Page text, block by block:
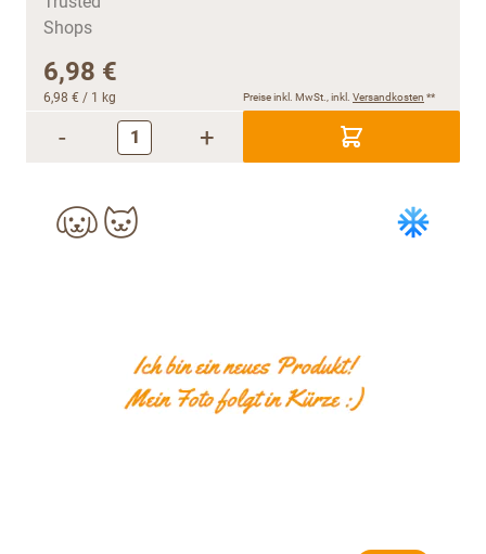
6,98 €
6,98 € / 1 kg Preise inkl. MwSt., inkl. Versandkosten **
- +